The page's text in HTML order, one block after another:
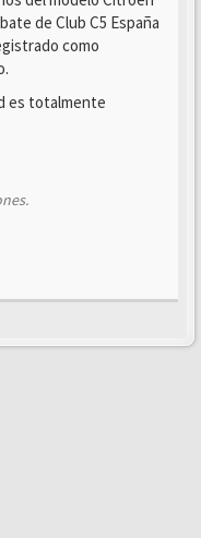
de Club C5 España
como
es totalmente